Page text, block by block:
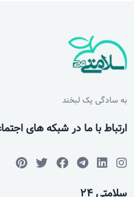
بالای یکسال مثل فردی که
ناتوانی دست و پا بعد از
غذایی خودسر گرفتم و حدود
مدت روزانه حدود چهار لیتر
به سادگی یک لبخند
ارتباط با ما در شبکه های